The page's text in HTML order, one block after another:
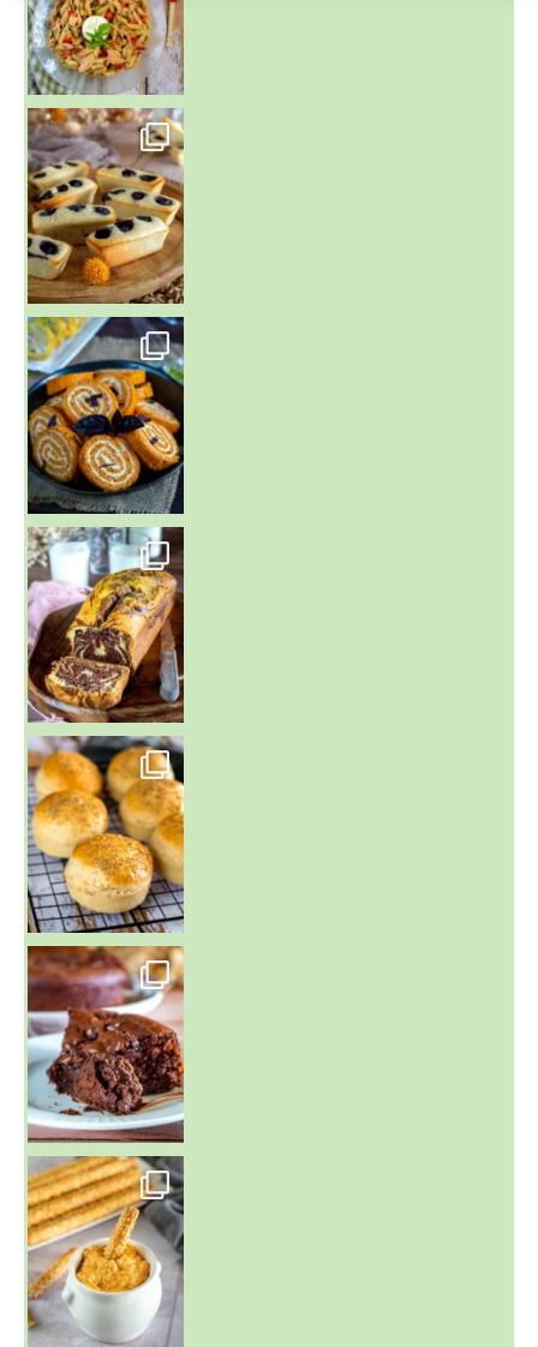
~ FINANCIERS MYRTILLES ET CITRON ~
Aujourd'hu
~ BUNS MAISON ~
Un peu de boulange par ici au
~ GÂTEAU FONDANT CHOCO NOISETTE ~
C'est lundi